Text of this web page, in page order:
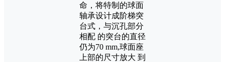
命，将特制的球面
轴承设计成阶梯突
台式，与沉孔部分
相配 的突台的直径
仍为70 mm,球面座
上部的尺寸放大 到